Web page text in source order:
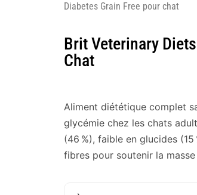
Diabetes Grain Free pour chat
Brit Veterinary
Chat
Aliment diététique complet
glycémie chez les chats
(46 %), faible en glucides
fibres pour soutenir la